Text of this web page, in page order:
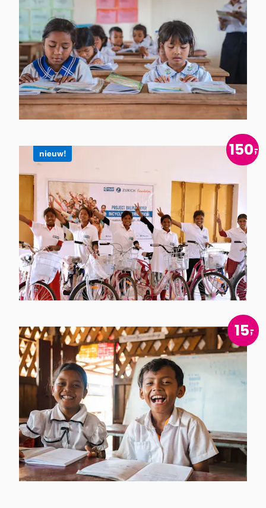
product
Schoolspullen
voor een hele
klas
nieuw! 150
product
Fietsen
voor
scholieren
15
Schoolspullen
voor één kind